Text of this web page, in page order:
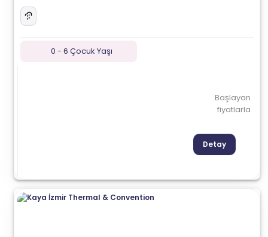
0 - 6 Çocuk Yaşı
Başlayan
fiyatlarla
Detay